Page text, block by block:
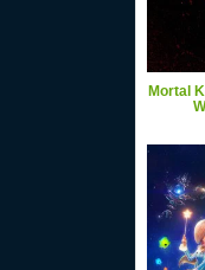
Mortal